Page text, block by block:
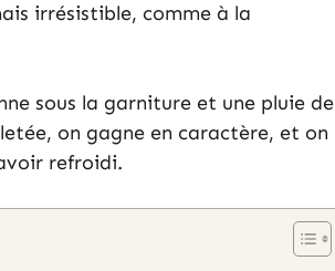
irrésistible, comme à la
sous la garniture et une pluie de
on gagne en caractère, et on
refroidi.